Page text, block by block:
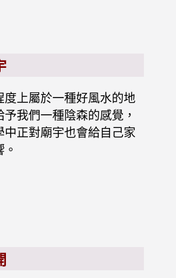
度上屬於一種好風水的地
我們一種陰森的感覺，
中正對廟宇也會給自己家